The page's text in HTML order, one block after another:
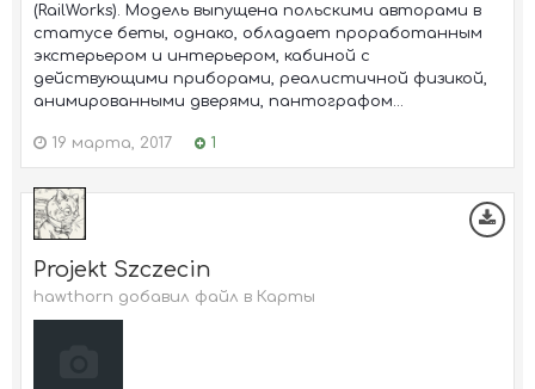
(RailWorks). Модель выпущена польскими авторами в
статусе беты, однако, обладает проработанным
экстерьером и интерьером, кабиной с
действующими приборами, реалистичной физикой,
анимированными дверями, пантографом...
19 марта, 2017 1
Projekt Szczecin
hawthorn добавил файл в Карты